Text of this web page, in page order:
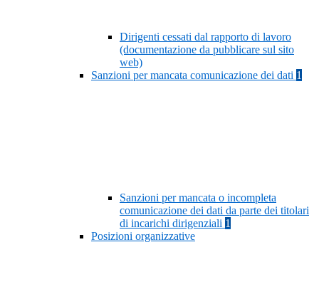
Dirigenti cessati dal rapporto di lavoro
(documentazione da pubblicare sul sito
web)
Sanzioni per mancata comunicazione dei dati 1
Sanzioni per mancata o incompleta
comunicazione dei dati da parte dei titolari
di incarichi dirigenziali 1
Posizioni organizzative